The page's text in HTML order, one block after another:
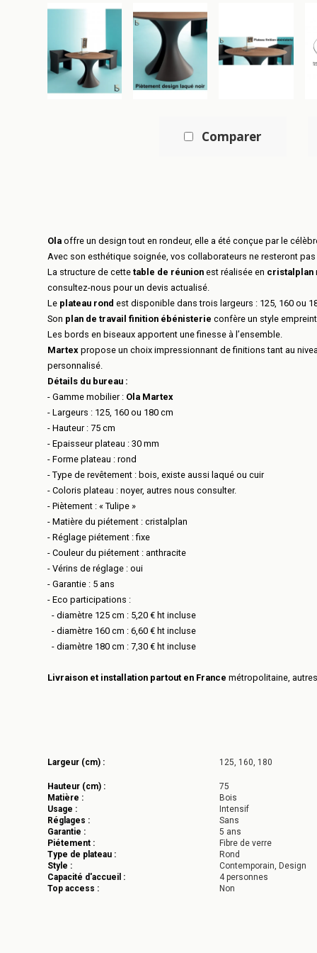
Comparer
Ola offre un design tout en rondeur, elle a été conçue par le
Avec son esthétique soignée, vos collaborateurs ne resteront
La structure de cette table de réunion est réalisée en cristalplan
consultez-nous pour un devis actualisé.
Le plateau rond est disponible dans trois largeurs : 125, 160 ou
Son plan de travail finition ébénisterie confère un style
Les bords en biseaux apportent une finesse à l’ensemble.
Martex propose un choix impressionnant de finitions tant au
personnalisé.
Détails du bureau :
- Gamme mobilier : Ola Martex
- Largeurs : 125, 160 ou 180 cm
- Hauteur : 75 cm
- Epaisseur plateau : 30 mm
- Forme plateau : rond
- Type de revêtement : bois, existe aussi laqué ou cuir
- Coloris plateau : noyer, autres nous consulter.
- Piètement : « Tulipe »
- Matière du piétement : cristalplan
- Réglage piétement : fixe
- Couleur du piétement : anthracite
- Vérins de réglage : oui
- Garantie : 5 ans
- Eco participations :
- diamètre 125 cm : 5,20 € ht incluse
- diamètre 160 cm : 6,60 € ht incluse
- diamètre 180 cm : 7,30 € ht incluse
Livraison et installation partout en France métropolitaine,
Largeur (cm) : 125, 160, 180
Hauteur (cm) :
75
Matière :
Bois
Usage :
Intensif
Réglages :
Sans
Garantie :
5 ans
Piétement :
Fibre de verre
Type de plateau :
Rond
Style :
Contemporain, Design
Capacité d'accueil :
4 personnes
Top access :
Non